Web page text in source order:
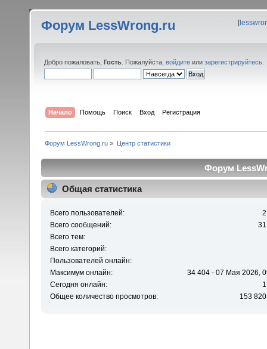
Форум LessWrong.ru [
Добро пожаловать, Гость . Пожалуйста, войдите или зарегистрируйтесь
Начало Помощь Поиск Вход Регистрация
Форум LessWrong.ru » Центр статистики
Форум
Общая статистика
Всего пользователей:
Всего сообщений:
Всего тем:
Всего категорий:
Пользователей онлайн:
Максимум онлайн:
34 404 - 07 Мая 2026,
Сегодня онлайн:
Общее количество просмотров:
153